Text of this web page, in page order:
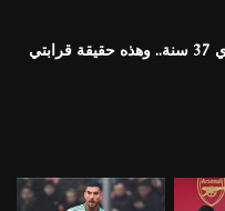
مريم سعيد صالح: دخلت الفن وأنا عندي 37 سنة.. وهذه حقيقة قرابتي